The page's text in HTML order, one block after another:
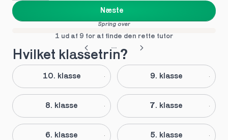
Næste
Spring over
1 ud af 9 for at finde den rette tutor
Hvilket klassetrin?
10. klasse 9. klasse
8. klasse 7. klasse
6. klasse 5. klasse
i Branderup